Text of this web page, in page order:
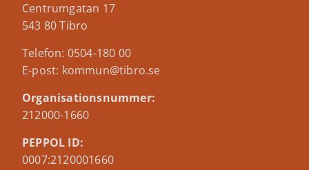
Centrumgatan 17
543 80 Tibro
Telefon: 0504-180 00
E-post: kommun@tibro.se
Organisationsnummer:
212000-1660
PEPPOL ID:
0007:2120001660